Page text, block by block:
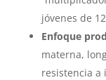
jóvenes de
Enfoque
materna,
resistencia a